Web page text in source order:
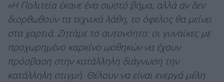
«Η Πολιτεία έκανε ένα σωστό βήμα, αλλά αν δεν
διορθωθούν τα τεχνικά λάθη, το όφελος θα μείνει
στα χαρτιά. Ζητάμε το αυτονόητο: οι γυναίκες με
προχωρημένο καρκίνο ωοθηκών να έχουν
πρόσβαση στην κατάλληλη διάγνωση την
κατάλληλη στιγμή. Θέλουν να είναι ενεργά μέλη